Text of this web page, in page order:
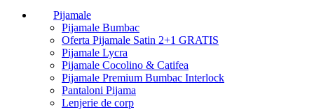
Pijamale
Pijamale Bumbac
Oferta Pijamale Satin 2+1 GRATIS
Pijamale Lycra
Pijamale Cocolino & Catifea
Pijamale Premium Bumbac Interlock
Pantaloni Pijama
Lenjerie de corp